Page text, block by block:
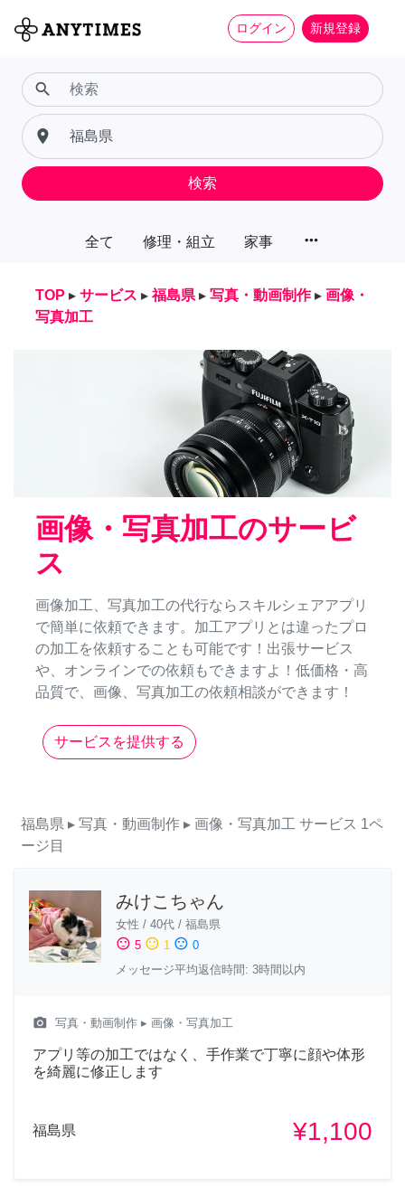
ログイン 新規登録
全て 修理・組立 家事 more_horiz
search
place
検索
TOP ▸ サービス ▸ 福島県 ▸ 写真・動画制作 ▸ 画像・
写真加工
画像・写真加工のサービ
ス
画像加工、写真加工の代行ならスキルシェアアプリ
で簡単に依頼できます。加工アプリとは違ったプロ
の加工を依頼することも可能です！出張サービス
や、オンラインでの依頼もできますよ！低価格・高
品質で、画像、写真加工の依頼相談ができます！
サービスを提供する
福島県 ▸ 写真・動画制作 ▸ 画像・写真加工 サービス 1ペ
ージ目
みけこちゃん
女性 / 40代 / 福島県
sentiment_satisfied 5 sentiment_neutral 1 sentiment_dissatisfied 0
メッセージ平均返信時間: 3時間以内
camera_alt 写真・動画制作 ▸ 画像・写真加工
アプリ等の加工ではなく、手作業で丁寧に顔や体形
を綺麗に修正します
福島県 ¥1,100